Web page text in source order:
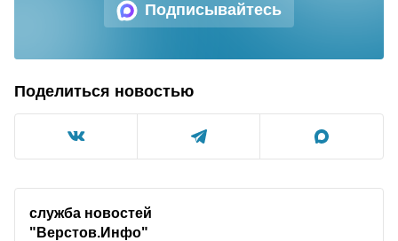
Подписывайтесь
Поделиться новостью
служба новостей
"Верстов.Инфо"